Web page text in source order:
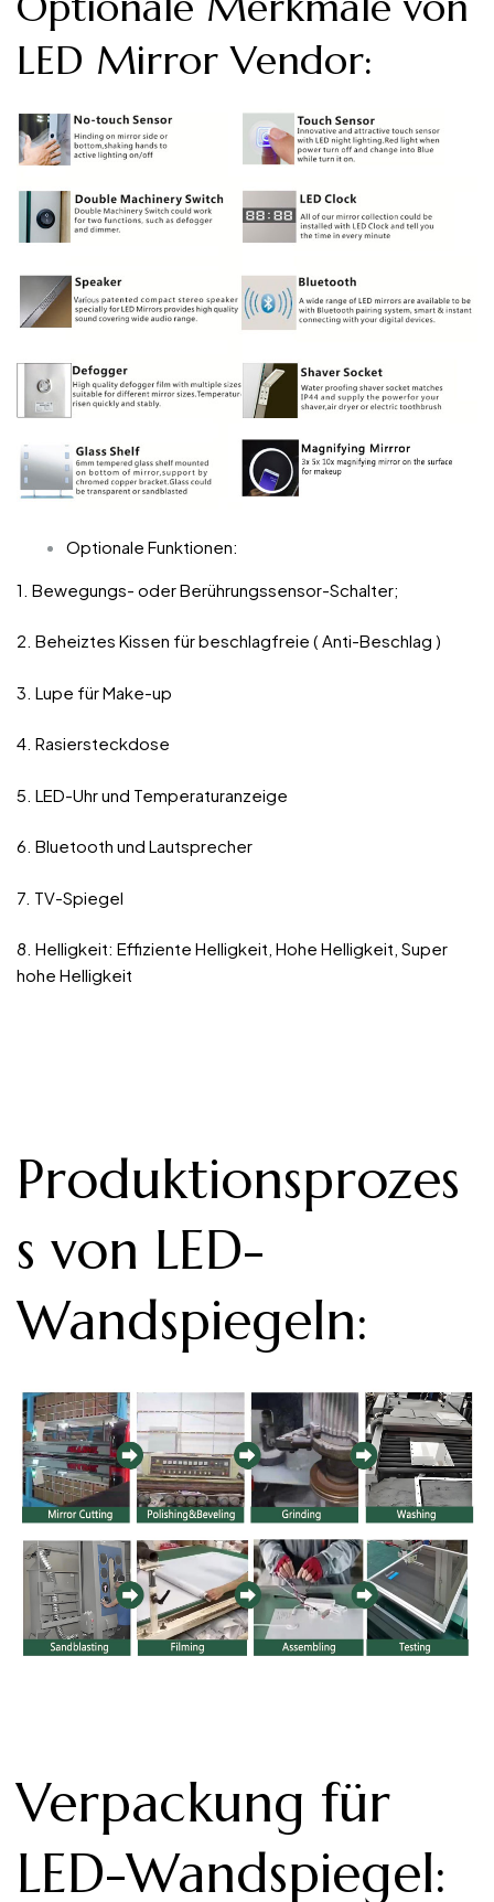
LED Mirror Vendor:
Optionale Funktionen:
1. Bewegungs- oder Berührungssensor-Schalter;
2. Beheiztes Kissen für beschlagfreie ( Anti-Beschlag )
3. Lupe für Make-up
4. Rasiersteckdose
5. LED-Uhr und Temperaturanzeige
6. Bluetooth und Lautsprecher
7. TV-Spiegel
8. Helligkeit: Effiziente Helligkeit, Hohe Helligkeit, Super
hohe Helligkeit
Produktionsprozes
s von LED-
Wandspiegeln:
Verpackung für
LED-Wandspiegel: